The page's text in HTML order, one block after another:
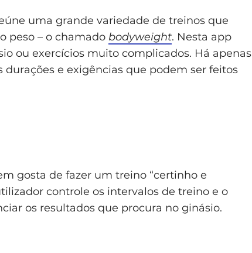
uma grande variedade de treinos que
peso – o chamado bodyweight. Nesta app
ou exercícios muito complicados. Há apenas
e exigências que podem ser feitos
gosta de fazer um treino “certinho e
controle os intervalos de treino e o
os resultados que procura no ginásio.